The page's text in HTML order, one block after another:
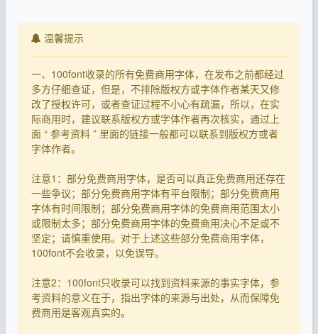
温馨提示
一、100font收录的所有免费商用字体，在发布之前都经过
多方仔细查证，但是，不排除版权方或字体作者某天又修
改了授权许可，或者查证过程不小心有疏漏，所以，在实
际商用时，建议联系版权方或字体作者再次核实，通过上
面 “ 参考资料 ” 里面的链接一般都可以联系到版权方或者
字体作者。
注意1：部分免费商用字体，是否可以真正免费商用还存在
一些争议；部分免费商用字体有平台限制；部分免费商用
字体有时间限制；部分免费商用字体的免费商用范围太小
或限制太多；部分免费商用字体的免费商用决心不足或不
坚定；请慎重使用。对于上述这些部分免费商用字体，
100font不会收录，以免误导。
注意2：100font只收录可以找到资料来源的事实字体，参
考资料的意义在于，指出字体的来源与出处，从而保障免
费商用是客观真实的。